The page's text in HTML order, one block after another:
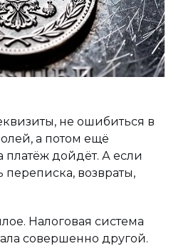
не ошибиться в
а потом ещё
дойдёт. А если
возвраты,
Налоговая система
совершенно другой.